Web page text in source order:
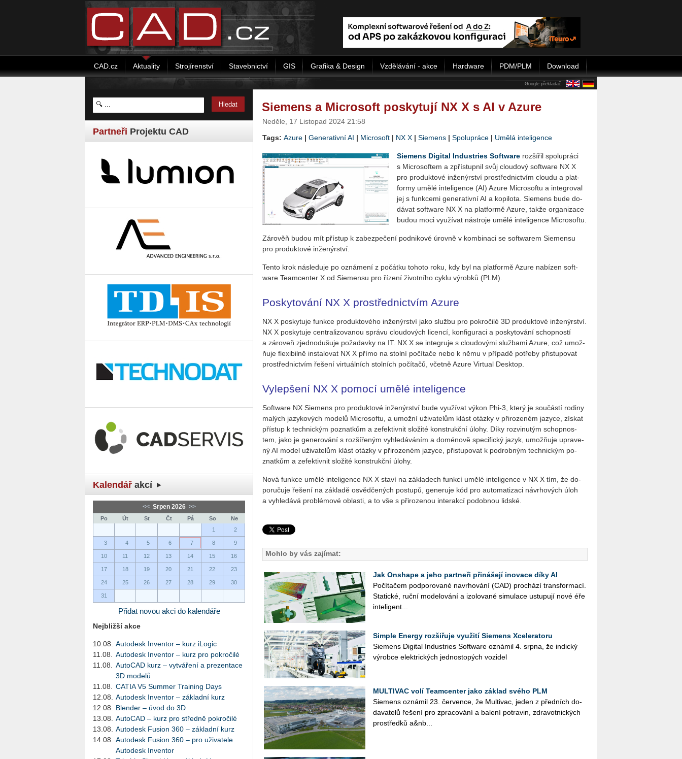
CAD.cz Aktuality Strojírenství Stavebnictví GIS Grafika & Design Vzdělávání - akce Hardware PDM/PLM Download
Google překladač:
Partneři Projektu CAD
Kalendář akcí
<< Srpen 2026 >>
Po Út St Čt Pá So
Ne
1
2
3 4 5 6 7 8 9
10 11 12 13 14 15 16
17 18 19 20 21 22 23
24 25 26 27 28 29 30
31
Přidat novou akci do kalendáře
Nejbližší akce
10.08.
Autodesk Inventor – kurz iLogic
11.08.
Autodesk Inventor – kurz pro pokročilé
11.08.
AutoCAD kurz – vytváření a prezentace
3D modelů
11.08.
CATIA V5 Summer Training Days
12.08.
Autodesk Inventor – základní kurz
12.08.
Blender – úvod do 3D
13.08.
AutoCAD – kurz pro středně pokročilé
13.08.
Autodesk Fusion 360 – základní kurz
14.08.
Autodesk Fusion 360 – pro uživatele
Autodesk Inventor
Siemens a Microsoft poskytují NX X s AI v Azure
Neděle, 17 Listopad 2024 21:58
Tags: Azure | Generativní AI | Microsoft | NX X | Siemens | Spolupráce | Umělá inteligence
Sie­mens Di­gi­tal In­du­st­ries Soft­ware roz­ší­řil spo­lu­prá­ci
s Mic­ro­sof­tem a zpří­stup­nil svůj clou­do­vý soft­ware NX X
pro pro­duk­to­vé in­že­nýr­ství pro­střed­nic­tvím clou­du a plat­
for­my umělé in­te­li­gen­ce (AI) Azure Micro­sof­tu a in­te­gro­val
jej s funk­ce­mi ge­ne­ra­tiv­ní AI a ko­pi­lo­ta. Sie­mens bude do­
dá­vat soft­ware NX X na plat­for­mě Azure, takže or­ga­ni­za­ce
budou moci vy­u­ží­vat ná­stro­je umělé in­te­li­gen­ce Micro­sof­tu.
Zárověň budou mít pří­stup k za­bez­pe­če­ní pod­ni­ko­vé úrov­ně v kom­bi­na­ci se soft­wa­rem Sie­men­su
pro pro­duk­to­vé in­že­nýr­ství.
Tento krok ná­sle­du­je po ozná­me­ní z po­čát­ku to­ho­to roku, kdy byl na plat­for­mě Azure na­bí­zen soft­
ware Te­am­cen­ter X od Sie­men­su pro ří­ze­ní ži­vot­ní­ho cyklu vý­rob­ků (PLM).
Poskytování NX X prostřednictvím Azure
NX X po­sky­tu­je funk­ce pro­duk­to­vé­ho in­že­nýr­ství jako služ­bu pro po­kro­či­lé 3D pro­duk­to­vé in­že­nýr­ství.
NX X po­sky­tu­je cen­t­ra­li­zo­va­nou sprá­vu clou­do­vých li­cen­cí, kon­fi­gu­ra­ci a po­sky­to­vá­ní schop­nos­tí
a zá­ro­veň zjed­no­du­šu­je po­ža­dav­ky na IT. NX X se in­te­gru­je s clou­do­vý­mi služ­ba­mi Azure, což umo­ž­
ňuje fle­xi­bil­ně in­sta­lo­vat NX X přímo na stol­ní po­čí­ta­če nebo k němu v pří­pa­dě po­tře­by při­stu­po­vat
pro­střed­nic­tvím ře­še­ní vir­tu­ál­ních stol­ních po­čí­ta­čů, včet­ně Azure Vir­tu­al Desktop.
Vylepšení NX X pomocí umělé inteligence
Soft­ware NX Sie­mens pro pro­duk­to­vé in­že­nýr­ství bude vy­u­ží­vat výkon Phi-3, který je sou­čás­tí ro­di­ny
ma­lých ja­zy­ko­vých mo­de­lů Micro­sof­tu, a umo­ž­ní uži­va­te­lům klást otáz­ky v při­ro­ze­ném ja­zy­ce, zís­kat
pří­stup k tech­nic­kým po­znat­kům a ze­fek­tiv­nit slo­ži­té kon­strukč­ní úlohy. Díky roz­vi­nu­tým schop­nos­
tem, jako je ge­ne­ro­vá­ní s roz­ší­ře­ným vy­hle­dá­vá­ním a do­mé­no­vě spe­ci­fic­ký jazyk, umo­ž­ňuje upra­ve­
ný AI model uži­va­te­lům klást otáz­ky v při­ro­ze­ném ja­zy­ce, při­stu­po­vat k po­drob­ným tech­nic­kým po­
znat­kům a ze­fek­tiv­nit slo­ži­té kon­struk­č­ní úlohy.
Nová funk­ce umělé in­te­li­gen­ce NX X staví na zá­kla­dech funk­cí umělé in­te­li­gen­ce v NX X tím, že do­
po­ru­ču­je ře­še­ní na zá­kla­dě osvěd­če­ných po­stu­pů, ge­ne­ru­je kód pro au­to­ma­ti­za­ci ná­vr­ho­vých úloh
a vy­hle­dá­vá pro­blé­mo­vé ob­las­ti, a to vše s při­ro­ze­nou in­ter­ak­cí po­dob­nou lid­ské.
Mohlo by vás zajímat:
Jak Onshape a jeho partneři přinášejí inovace díky AI
Po­čí­ta­čem pod­po­ro­va­né na­vr­ho­vá­ní (CAD) pro­chá­zí trans­for­ma­cí.
Sta­tic­ké, ruční mo­de­lo­vá­ní a izo­lo­va­né si­mu­la­ce ustu­pu­jí nové éře
in­te­li­gent­...
Simple Energy rozšiřuje využití Siemens Xceleratoru
Sie­mens Di­gi­tal In­du­st­ries Soft­ware ozná­mil 4. srpna, že in­dic­ký
vý­rob­ce elek­tric­kých jed­nos­to­pých vo­zi­del
MULTIVAC volí Teamcenter jako základ svého PLM
Sie­mens ozná­mil 23. čer­ven­ce, že Mul­ti­vac, jeden z před­ních do­
da­va­te­lů ře­še­ní pro zpra­co­vá­ní a ba­le­ní po­tra­vin, zdra­vot­nic­kých
pro­střed­ků a&nb...